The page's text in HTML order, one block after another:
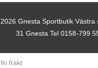
Gnesta Sportbutik Västra
31 Gnesta Tel 0158-799
frakt